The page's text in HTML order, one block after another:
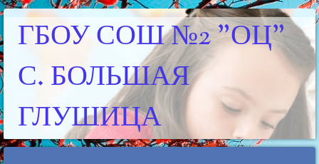
ГБОУ СОШ №2 "ОЦ"
С. БОЛЬШАЯ
ГЛУШИЦА